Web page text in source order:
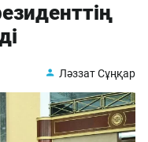
Ләззат Сұңқар